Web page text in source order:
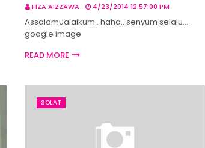
FIZA AIZZAWA 4/23/2014 12:57:00 PM
Assalamualaikum.. haha.. senyum selalu...
google image
READ MORE
SOLAT